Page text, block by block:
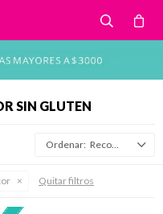
SIN GLUTEN
Recomendados
Quitar filtros